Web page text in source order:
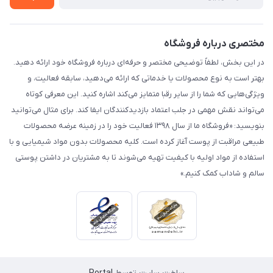
مختصری درباره فروشگاه
در این بخش، لطفاً توضیحی مختصر و حرفه‌ای درباره فروشگاه خود ارائه دهید.
بهتر است به نوع محصولات یا خدماتی که ارائه می‌دهید، سابقه فعالیت، و
ویژگی‌هایی که شما را از سایر رقبا متمایز می‌کند اشاره کنید. این معرفی کوتاه
می‌تواند نقش مهمی در جلب اعتماد بازدیدکنندگان ایفا کند. برای مثال می‌توانید
بنویسید: «فروشگاه ما از سال ۱۳۹۸ فعالیت خود را در زمینه عرضه محصولات
طبیعی مراقبت از پوست آغاز کرده است. کلیه محصولات بدون مواد شیمیایی و با
استفاده از مواد اولیه با کیفیت تهیه می‌شوند تا به مشتریان در داشتن پوستی
سالم و شاداب کمک کنیم.»